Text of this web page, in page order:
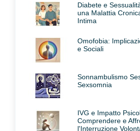
Diabete e
una Malattia
Intima
Omofobia:
e Sociali
Sonnambulismo
Sexsomnia
IVG e Impatto
Comprendere e
l'Interruzione